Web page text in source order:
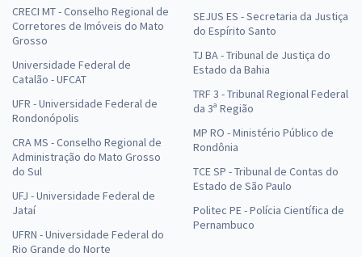
CRECI MT - Conselho Regional de
Corretores de Imóveis do Mato
Grosso
Universidade Federal de
Catalão - UFCAT
UFR - Universidade Federal de
Rondonópolis
CRA MS - Conselho Regional de
Administração do Mato Grosso
do Sul
UFJ - Universidade Federal de
Jataí
UFRN - Universidade Federal do
Rio Grande do Norte
SEJUS ES - Secretaria da Justiça
do Espírito Santo
TJ BA - Tribunal de Justiça do
Estado da Bahia
TRF 3 - Tribunal Regional Federal
da 3ª Região
MP RO - Ministério Público de
Rondônia
TCE SP - Tribunal de Contas do
Estado de São Paulo
Politec PE - Polícia Científica de
Pernambuco